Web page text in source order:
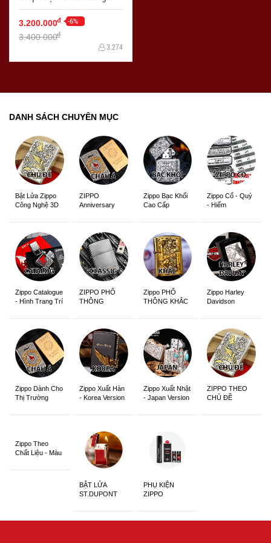
quanh - Mã SP: ZPC0359
3.200.000đ -6%
3.400.000đ
3.274
DANH SÁCH CHUYÊN MỤC
Bật Lửa Zippo
Công Nghệ 3D
ZIPPO
Anniversary
Zippo Bạc Khối
Cao Cấp
Zippo Cổ - Quý
- Hiếm
Zippo Catalogue
- Hình Trang Trí
ZIPPO PHỔ
THÔNG
Zippo PHỔ
THÔNG KHẮC
Zippo Harley
Davidson
Zippo Dành Cho
Thị Trường
Zippo Xuất Hàn
- Korea Version
Zippo Xuất Nhật
- Japan Version
ZIPPO THEO
CHỦ ĐỀ
Zippo Theo
Chất Liệu - Màu
BẬT LỬA
ST.DUPONT
PHỤ KIỆN
ZIPPO